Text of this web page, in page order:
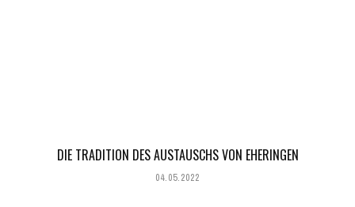
DIE TRADITION DES AUSTAUSCHS VON EHERINGEN
04.05.2022